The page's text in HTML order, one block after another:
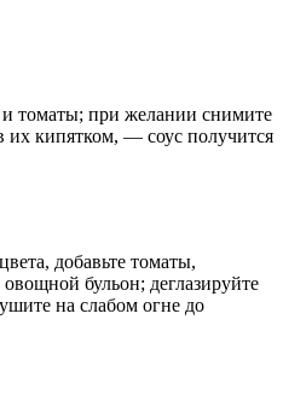
и томаты; при желании снимите
кипятком, — соус получится
добавьте томаты,
бульон; деглазируйте
на слабом огне до